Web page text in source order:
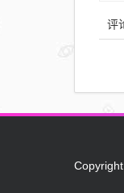
评
Copyright